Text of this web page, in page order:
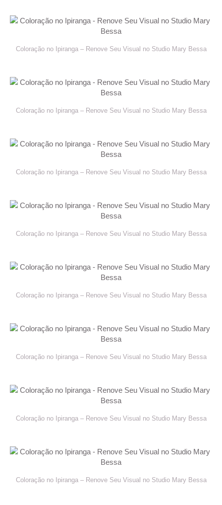
Coloração no Ipiranga – Renove Seu Visual no Studio Mary Bessa
Coloração no Ipiranga – Renove Seu Visual no Studio Mary Bessa
Coloração no Ipiranga – Renove Seu Visual no Studio Mary Bessa
Coloração no Ipiranga – Renove Seu Visual no Studio Mary Bessa
Coloração no Ipiranga – Renove Seu Visual no Studio Mary Bessa
Coloração no Ipiranga – Renove Seu Visual no Studio Mary Bessa
Coloração no Ipiranga – Renove Seu Visual no Studio Mary Bessa
Coloração no Ipiranga – Renove Seu Visual no Studio Mary Bessa